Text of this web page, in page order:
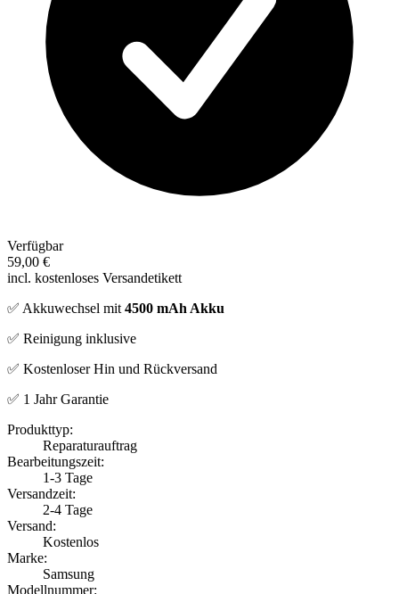
Verfügbar
59,00 €
incl. kostenloses Versandetikett
✅ Akkuwechsel mit 4500 mAh Akku
✅ Reinigung inklusive
✅ Kostenloser Hin und Rückversand
✅ 1 Jahr Garantie
Produkttyp:
Reparaturauftrag
Bearbeitungszeit:
1-3 Tage
Versandzeit:
2-4 Tage
Versand:
Kostenlos
Marke:
Samsung
Modellnummer: